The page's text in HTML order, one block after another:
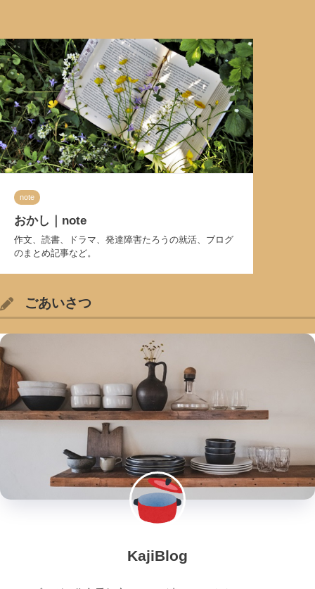
note
おかし｜note
作文、読書、ドラマ、発達障害たろうの就活、ブログ
のまとめ記事など。
ごあいさつ
KajiBlog